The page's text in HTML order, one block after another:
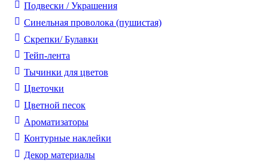
Подвески / Украшения
Синельная проволока (пушистая)
Скрепки/ Булавки
Тейп-лента
Тычинки для цветов
Цветочки
Цветной песок
Ароматизаторы
Контурные наклейки
Декор материалы